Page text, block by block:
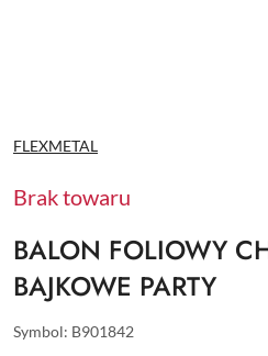
NAZWA
PRODUCENTA:
FLEXMETAL
Brak towaru
BALON FOLIOWY
BAJKOWE PARTY
Symbol: B901842